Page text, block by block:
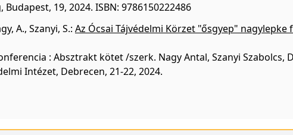
19, 2024. ISBN: 9786150222486
A., Szanyi, S.: Az Ócsai Tájvédelmi Körzet "ősgyep"
: Absztrakt kötet /szerk. Nagy Antal, Szanyi
Intézet, Debrecen, 21-22, 2024.